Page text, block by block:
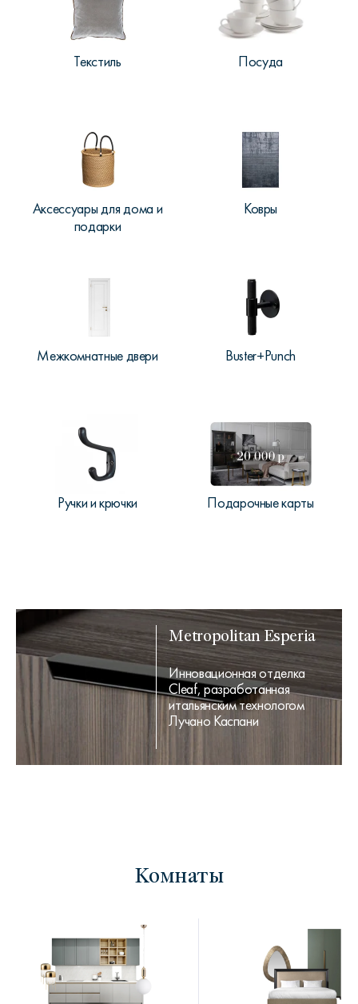
Текстиль Посуда
Аксессуары для дома и
подарки
Ковры
Межкомнатные двери Buster+Punch
Ручки и крючки Подарочные карты
Metropolitan Esperia
Инновационная отделка
Cleaf, разработанная
итальянским технологом
Лучано Каспани
Комнаты